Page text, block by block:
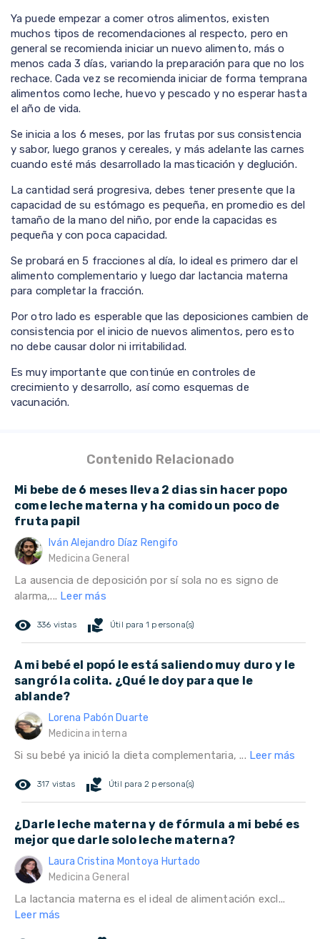
Ya puede empezar a comer otros alimentos, existen
muchos tipos de recomendaciones al respecto, pero en
general se recomienda iniciar un nuevo alimento, más o
menos cada 3 días, variando la preparación para que no los
rechace. Cada vez se recomienda iniciar de forma temprana
alimentos como leche, huevo y pescado y no esperar hasta
el año de vida.
Se inicia a los 6 meses, por las frutas por sus consistencia
y sabor, luego granos y cereales, y más adelante las carnes
cuando esté más desarrollado la masticación y deglución.
La cantidad será progresiva, debes tener presente que la
capacidad de su estómago es pequeña, en promedio es del
tamaño de la mano del niño, por ende la capacidas es
pequeña y con poca capacidad.
Se probará en 5 fracciones al día, lo ideal es primero dar el
alimento complementario y luego dar lactancia materna
para completar la fracción.
Por otro lado es esperable que las deposiciones cambien de
consistencia por el inicio de nuevos alimentos, pero esto
no debe causar dolor ni irritabilidad.
Es muy importante que continúe en controles de
crecimiento y desarrollo, así como esquemas de
vacunación.
Contenido Relacionado
Mi bebe de 6 meses lleva 2 dias sin hacer popo
come leche materna y ha comido un poco de
fruta papil
Iván Alejandro Díaz Rengifo
Medicina General
La ausencia de deposición por sí sola no es signo de
alarma,... Leer más
remove_red_eye 336 vistas volunteer_activism Útil para 1 persona(s)
A mi bebé el popó le está saliendo muy duro y le
sangró la colita. ¿Qué le doy para que le
ablande?
Lorena Pabón Duarte
Medicina interna
Si su bebé ya inició la dieta complementaria, ... Leer más
remove_red_eye 317 vistas volunteer_activism Útil para 2 persona(s)
¿Darle leche materna y de fórmula a mi bebé es
mejor que darle solo leche materna?
Laura Cristina Montoya Hurtado
Medicina General
La lactancia materna es el ideal de alimentación excl...
Leer más